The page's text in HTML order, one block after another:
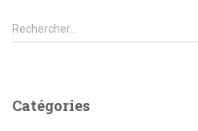
R
e
r
Rechercher…
Catégories